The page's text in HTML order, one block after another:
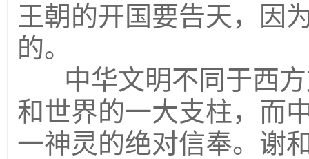
王朝的开国要告天，因
的。
中华文明不同于西
和世界的一大支柱，而
一神灵的绝对信奉。谢